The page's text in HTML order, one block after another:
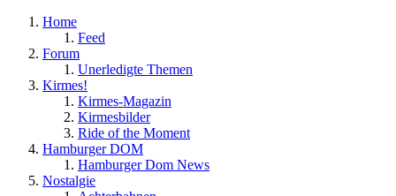
Home
Feed
Forum
Unerledigte Themen
Kirmes!
Kirmes-Magazin
Kirmesbilder
Ride of the Moment
Hamburger DOM
Hamburger Dom News
Nostalgie